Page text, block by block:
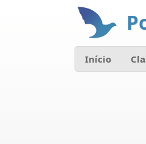
Início